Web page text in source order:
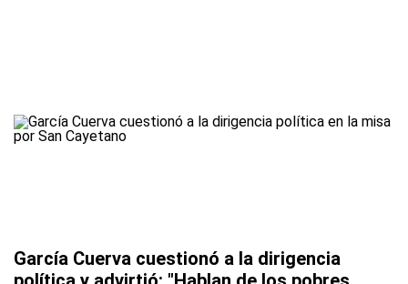
García Cuerva cuestionó a la dirigencia